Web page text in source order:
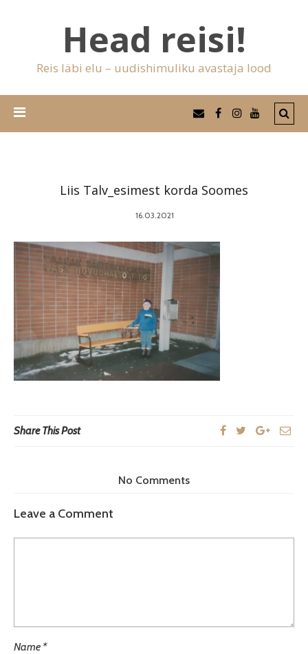
Head reisi!
Reis läbi elu – uudishimuliku avastaja lood
Liis Talv_esimest korda Soomes
16.03.2021
Share This Post
No Comments
Leave a Comment
Name*